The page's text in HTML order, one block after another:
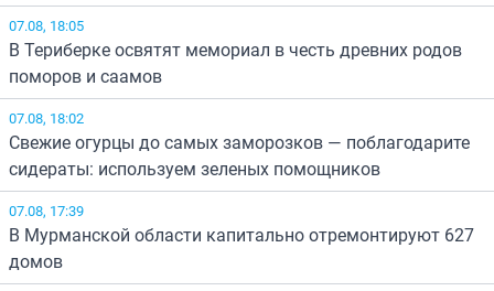
07.08, 18:05
В Териберке освятят мемориал в честь древних родов
поморов и саамов
07.08, 18:02
Свежие огурцы до самых заморозков — поблагодарите
сидераты: используем зеленых помощников
07.08, 17:39
В Мурманской области капитально отремонтируют 627
домов